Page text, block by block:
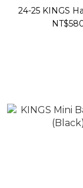
24-25 KINGS